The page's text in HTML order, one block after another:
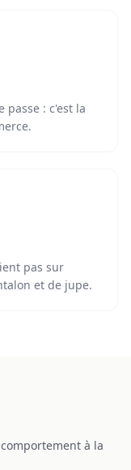
passe : c'est la
pas sur
et de jupe.
à la